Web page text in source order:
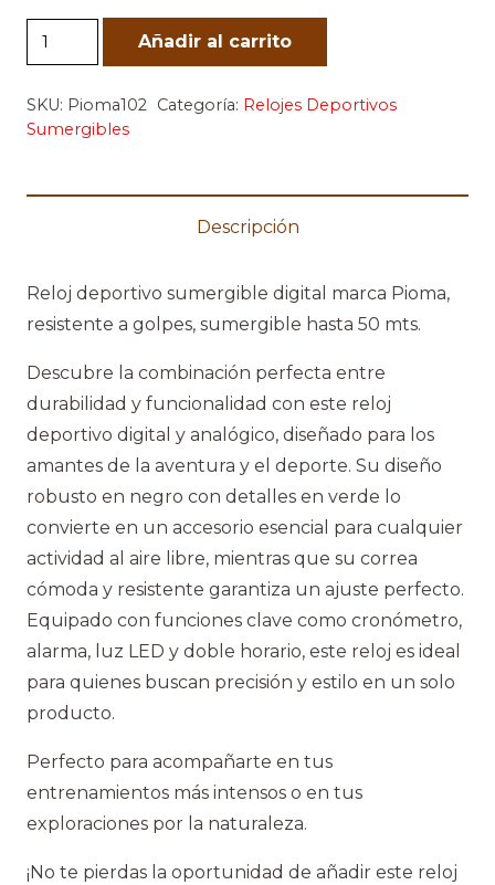
PIA124
cantidad
Añadir al carrito
SKU: Pioma102 Categoría: Relojes Deportivos
Sumergibles
Descripción
Reloj deportivo sumergible digital marca Pioma,
resistente a golpes, sumergible hasta 50 mts.
Descubre la combinación perfecta entre
durabilidad y funcionalidad con este reloj
deportivo digital y analógico, diseñado para los
amantes de la aventura y el deporte. Su diseño
robusto en negro con detalles en verde lo
convierte en un accesorio esencial para cualquier
actividad al aire libre, mientras que su correa
cómoda y resistente garantiza un ajuste perfecto.
Equipado con funciones clave como cronómetro,
alarma, luz LED y doble horario, este reloj es ideal
para quienes buscan precisión y estilo en un solo
producto.
Perfecto para acompañarte en tus
entrenamientos más intensos o en tus
exploraciones por la naturaleza.
¡No te pierdas la oportunidad de añadir este reloj